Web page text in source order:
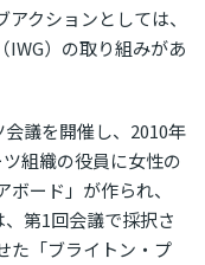
クションとしては、
IWG）の取り組みがあ
議を開催し、2010年
組織の役員に女性の
ード」が作られ、
第1回会議で採択さ
た「ブライトン・プ